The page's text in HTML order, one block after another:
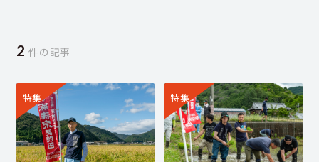
2 件の記事
特集 特集